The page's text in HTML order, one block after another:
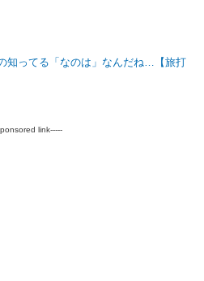
知ってる「なのは」なんだね…【旅打
link-----